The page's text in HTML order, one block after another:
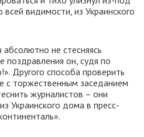
видимости, из Украинского
не стесняясь
поздравления он, судя по
Другого способа проверить
с торжественным заседанием
журналистов – они
Украинского дома в пресс-